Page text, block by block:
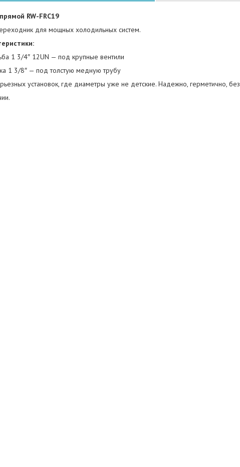
RW-FRC19
для мощных холодильных систем.
1 3/4″ 12UN — под крупные вентили
1 3/8″ — под толстую медную трубу
установок, где диаметры уже не детские. Надежно, герметично,